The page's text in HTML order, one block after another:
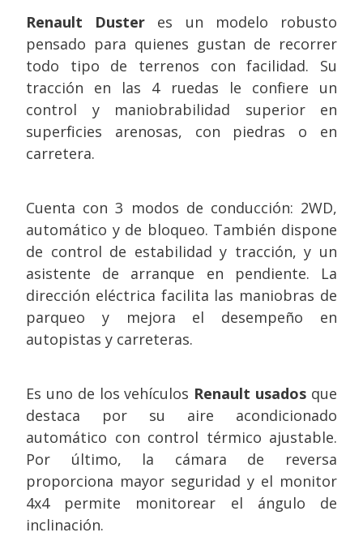
Renault Duster es un modelo robusto
pensado para quienes gustan de recorrer
todo tipo de terrenos con facilidad. Su
tracción en las 4 ruedas le confiere un
control y maniobrabilidad superior en
superficies arenosas, con piedras o en
carretera.
Cuenta con 3 modos de conducción: 2WD,
automático y de bloqueo. También dispone
de control de estabilidad y tracción, y un
asistente de arranque en pendiente. La
dirección eléctrica facilita las maniobras de
parqueo y mejora el desempeño en
autopistas y carreteras.
Es uno de los vehículos Renault usados que
destaca por su aire acondicionado
automático con control térmico ajustable.
Por último, la cámara de reversa
proporciona mayor seguridad y el monitor
4x4 permite monitorear el ángulo de
inclinación.